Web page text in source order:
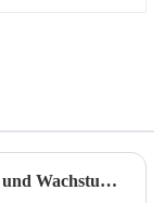
Einheit und Wachstum: Unser Unternehmen veranstaltet erfolgreich sein jährliches Teambuilding-Event